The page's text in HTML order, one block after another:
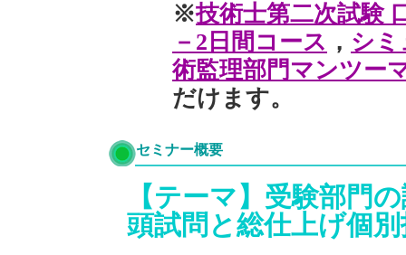
※技術士第二次試験
－2日間コース ， シミ
術監理部門マンツー
だけます。
セミナー概要
【テーマ】受験部門
頭試問と総仕上げ個